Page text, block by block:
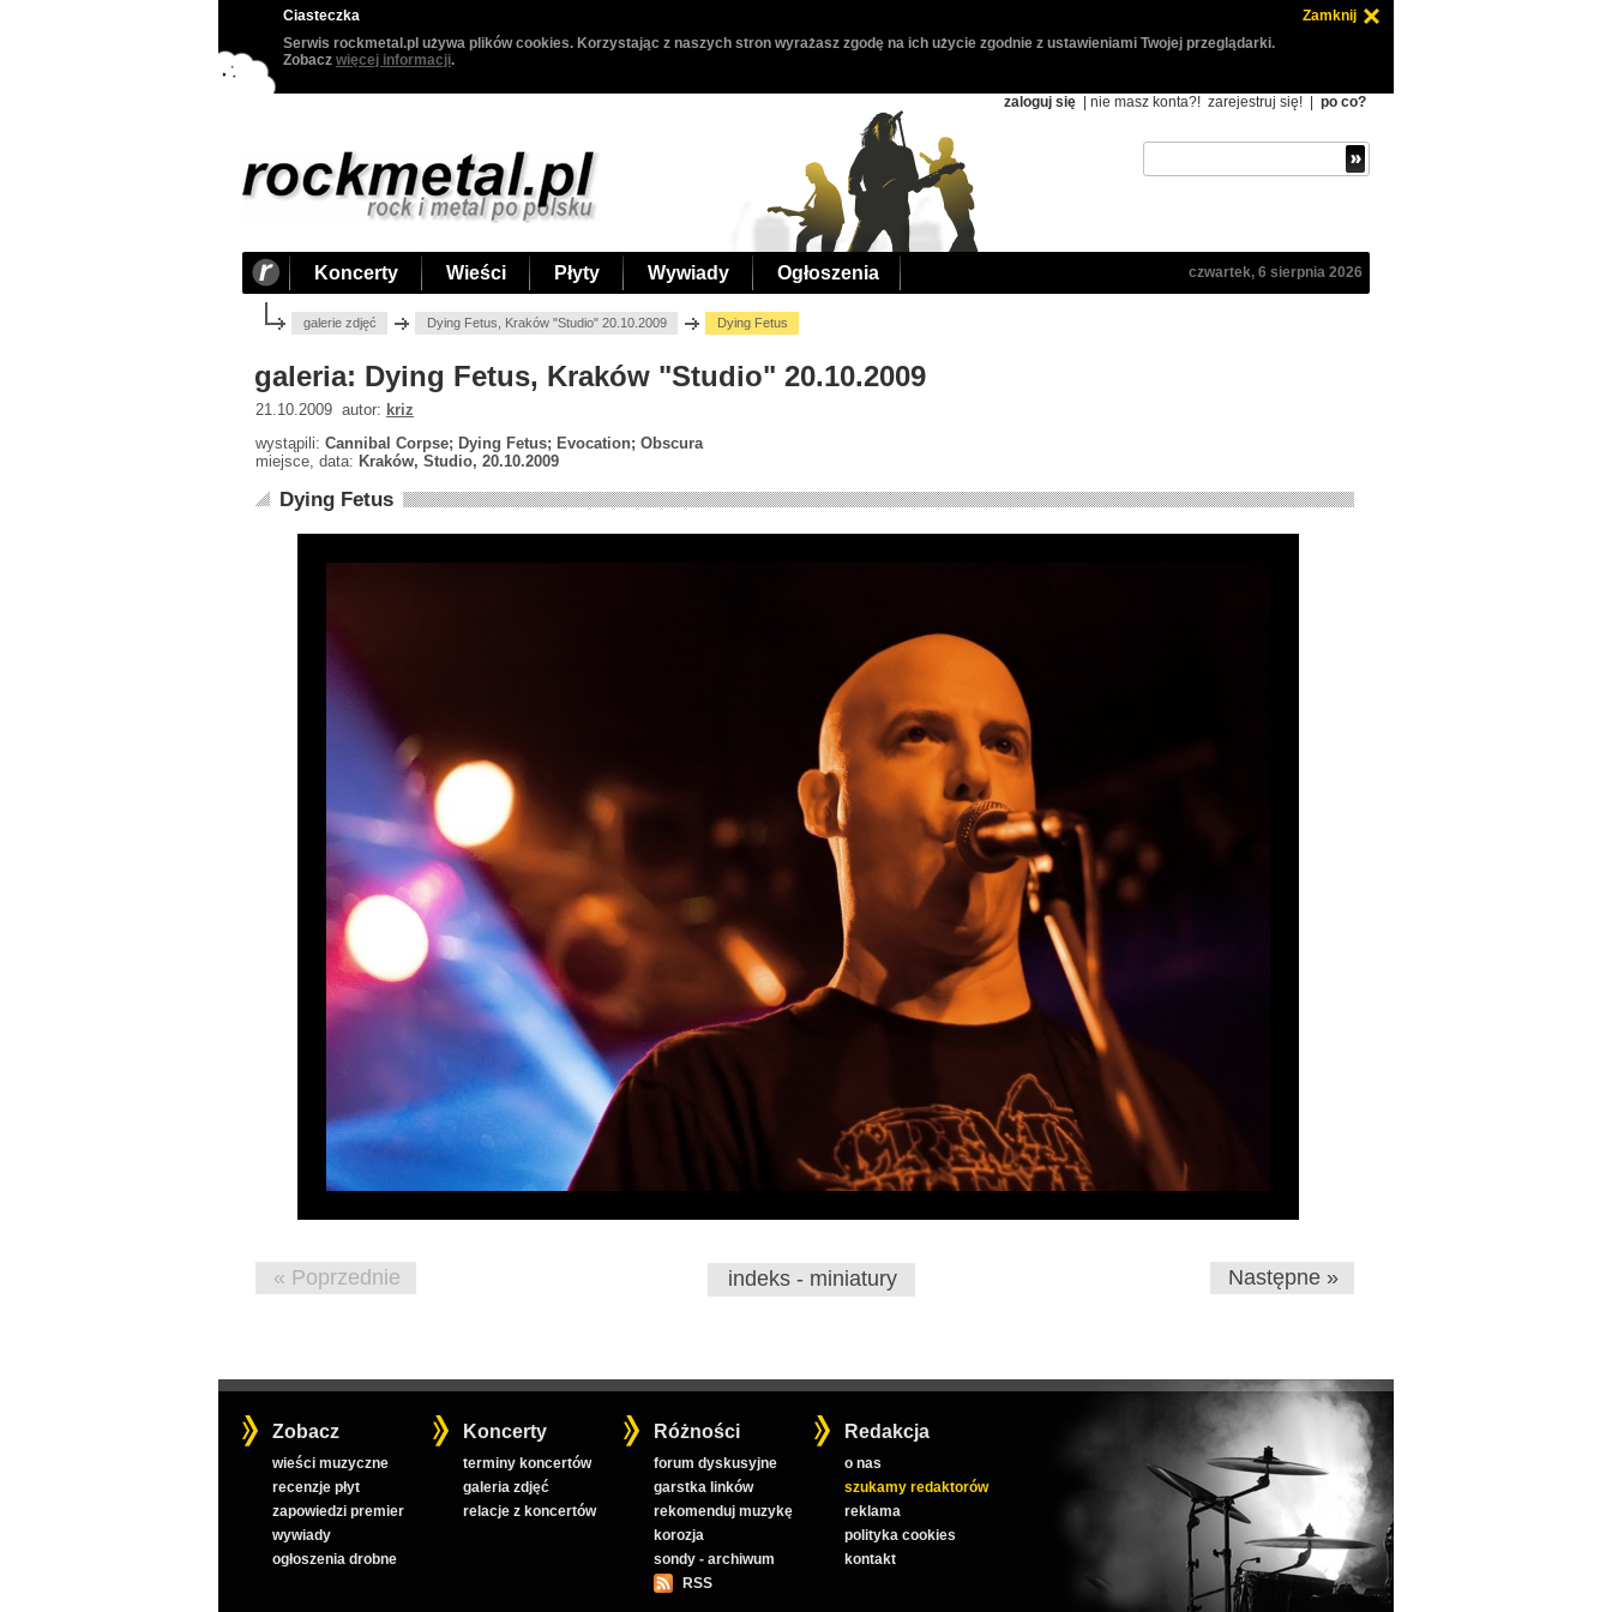
Ciasteczka
Zamknij
Serwis rockmetal.pl używa plików cookies. Korzystając z naszych stron wyrażasz zgodę na ich użycie zgodnie z ustawieniami Twojej przeglądarki.
Zobacz więcej informacji.
zaloguj się | nie masz konta?! zarejestruj się! po co?
Koncerty Wieści Płyty Wywiady Ogłoszenia czwartek, 6 sierpnia 2026
galerie zdjęć Dying Fetus, Kraków "Studio" 20.10.2009 Dying Fetus
galeria: Dying Fetus, Kraków "Studio" 20.10.2009
21.10.2009 autor: kriz
wystąpili: Cannibal Corpse; Dying Fetus; Evocation; Obscura
miejsce, data: Kraków, Studio, 20.10.2009
Dying Fetus
« Poprzednie indeks - miniatury Następne »
Zobacz
wieści muzyczne
recenzje płyt
zapowiedzi premier
wywiady
ogłoszenia drobne
Koncerty
terminy koncertów
galeria zdjęć
relacje z koncertów
Różności
forum dyskusyjne
garstka linków
rekomenduj muzykę
korozja
sondy - archiwum
RSS
Redakcja
o nas
szukamy redaktorów
reklama
polityka cookies
kontakt